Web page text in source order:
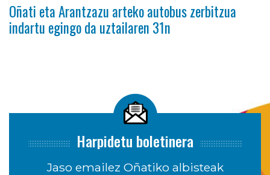
Oñati eta Arantzazu arteko autobus zerbitzua
indartu egingo da uztailaren 31n
Harpidetu boletinera
Jaso emailez Oñatiko albisteak